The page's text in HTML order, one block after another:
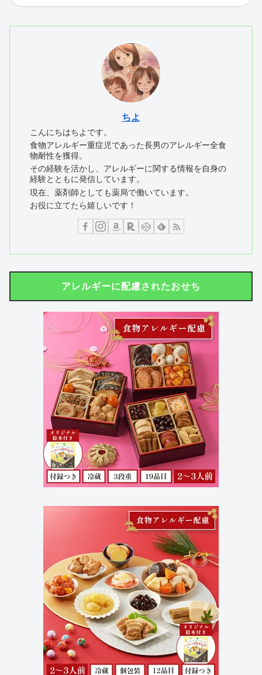
ちよ
こんにちはちよです。
食物アレルギー重症児であった長男のアレルギー全食
物耐性を獲得。
その経験を活かし、アレルギーに関する情報を自身の
経験とともに発信しています。
現在、薬剤師としても薬局で働いています。
お役に立てたら嬉しいです！
アレルギーに配慮されたおせち